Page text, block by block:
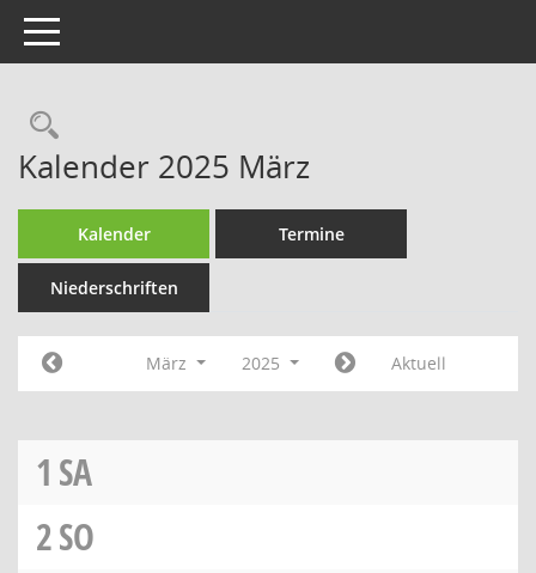
Toggle navigation
Rechercheauswahl
Kalender 2025 März
Kalender Termine
Niederschriften
März 2025 Aktuell
1 SA
2SO